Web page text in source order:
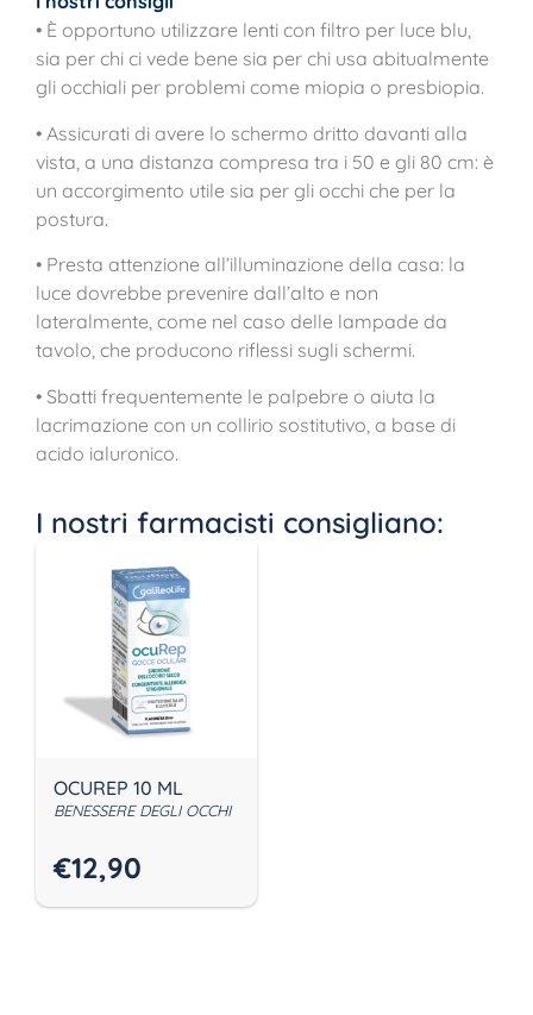
• È opportuno utilizzare lenti con filtro per luce blu,
sia per chi ci vede bene sia per chi usa abitualmente
gli occhiali per problemi come miopia o presbiopia.
• Assicurati di avere lo schermo dritto davanti alla
vista, a una distanza compresa tra i 50 e gli 80 cm: è
un accorgimento utile sia per gli occhi che per la
postura.
• Presta attenzione all’illuminazione della casa: la
luce dovrebbe prevenire dall’alto e non
lateralmente, come nel caso delle lampade da
tavolo, che producono riflessi sugli schermi.
• Sbatti frequentemente le palpebre o aiuta la
lacrimazione con un collirio sostitutivo, a base di
acido ialuronico.
I nostri farmacisti consigliano:
OCUREP 10 ML
BENESSERE DEGLI OCCHI
€12,90